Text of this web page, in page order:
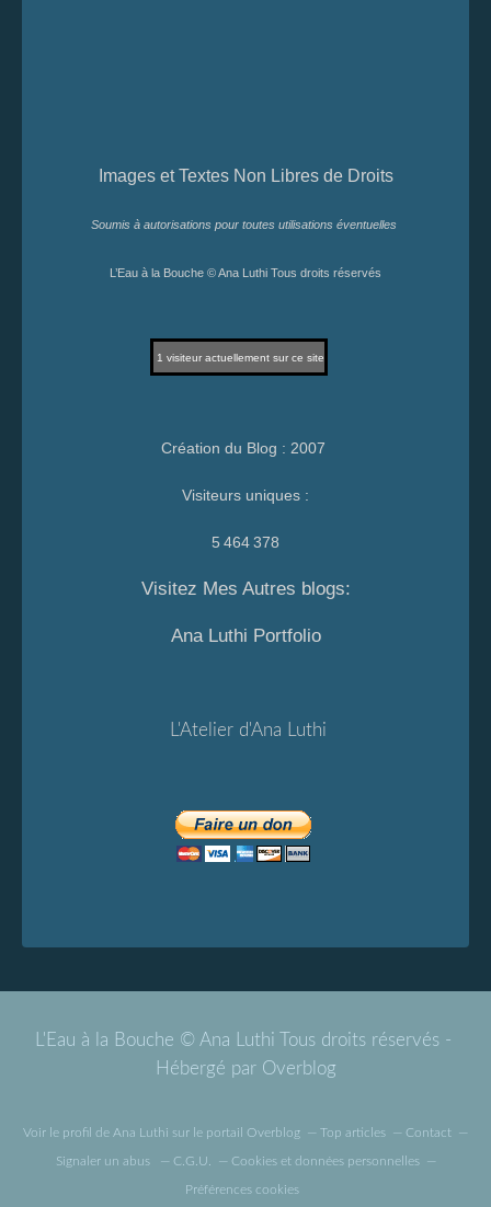
Images et Textes Non Libres de Droits
Soumis à autorisations pour toutes utilisations éventuelles
L’Eau à la Bouche © Ana Luthi Tous droits réservés
1 visiteur actuellement sur ce site
Création du Blog : 2007
Visiteurs uniques :
5 464 378
Visitez Mes Autres blogs:
Ana Luthi Portfolio
L'Atelier d'Ana Luthi
L'Eau à la Bouche © Ana Luthi Tous droits réservés -
Hébergé par Overblog
Voir le profil de Ana Luthi sur le portail Overblog Top articles Contact
Signaler un abus C.G.U. Cookies et données personnelles
Préférences cookies